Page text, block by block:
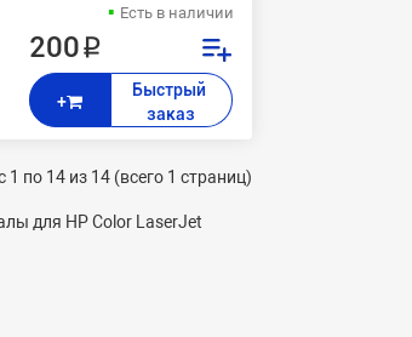
Есть в наличии
200 ₽
+
Быстрый
заказ
1 по 14 из 14 (всего 1 страниц)
для HP Color LaserJet